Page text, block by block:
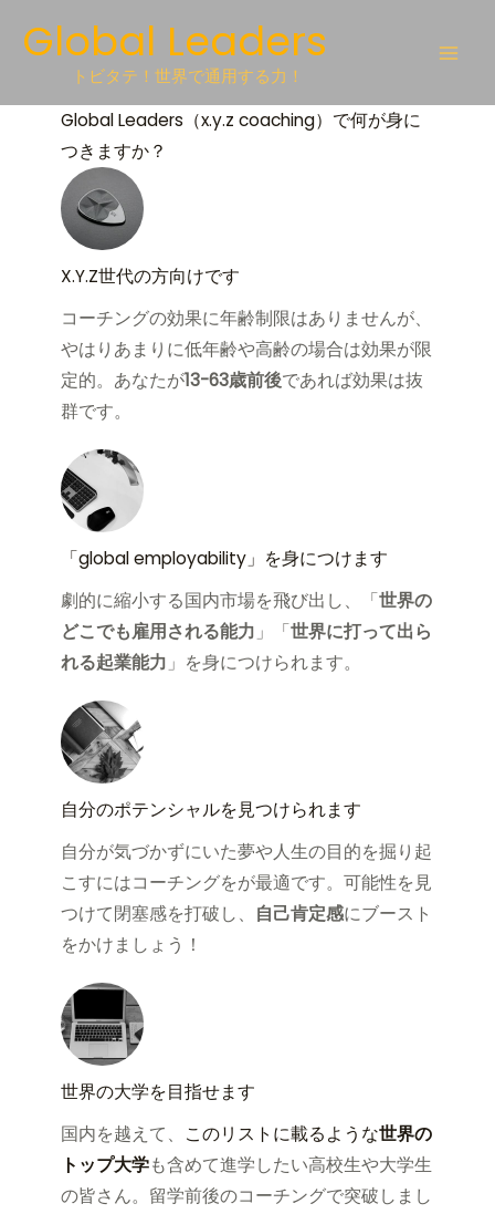
Global Leaders
トビタテ！世界で通用する力！
Global Leaders（x.y.z coaching）で何が身に
つきますか？
X.Y.Z世代の方向けです
コーチングの効果に年齢制限はありませんが、
やはりあまりに低年齢や高齢の場合は効果が限
定的。あなたが13-63歳前後であれば効果は抜
群です。
「global employability」を身につけます
劇的に縮小する国内市場を飛び出し、「世界の
どこでも雇用される能力 」「世界に打って出ら
れる起業能力 」を身につけられます。
自分のポテンシャルを見つけられます
自分が気づかずにいた夢や人生の目的を掘り起
こすにはコーチングをが最適です。可能性を見
つけて閉塞感を打破し、 自己肯定感にブースト
をかけましょう！
世界の大学を目指せます
国内を越えて、 このリストに載るような世界の
トップ大学も含めて進学したい高校生や大学生
の皆さん。留学前後のコーチングで突破しまし